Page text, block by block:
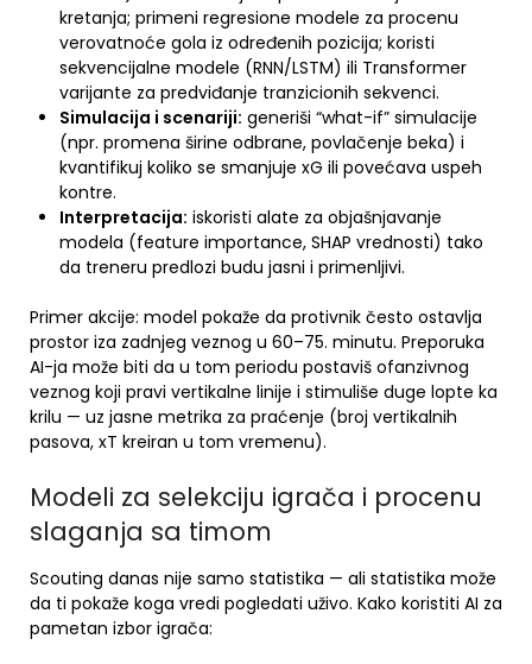
kretanja; primeni regresione modele za procenu
verovatnoće gola iz određenih pozicija; koristi
sekvencijalne modele (RNN/LSTM) ili Transformer
varijante za predviđanje tranzicionih sekvenci.
Simulacija i scenariji: generiši “what-if” simulacije
(npr. promena širine odbrane, povlačenje beka) i
kvantifikuj koliko se smanjuje xG ili povećava uspeh
kontre.
Interpretacija: iskoristi alate za objašnjavanje
modela (feature importance, SHAP vrednosti) tako
da treneru predlozi budu jasni i primenljivi.
Primer akcije: model pokaže da protivnik često ostavlja
prostor iza zadnjeg veznog u 60–75. minutu. Preporuka
AI-ja može biti da u tom periodu postaviš ofanzivnog
veznog koji pravi vertikalne linije i stimuliše duge lopte ka
krilu — uz jasne metrika za praćenje (broj vertikalnih
pasova, xT kreiran u tom vremenu).
Modeli za selekciju igrača i procenu
slaganja sa timom
Scouting danas nije samo statistika — ali statistika može
da ti pokaže koga vredi pogledati uživo. Kako koristiti AI za
pametan izbor igrača: